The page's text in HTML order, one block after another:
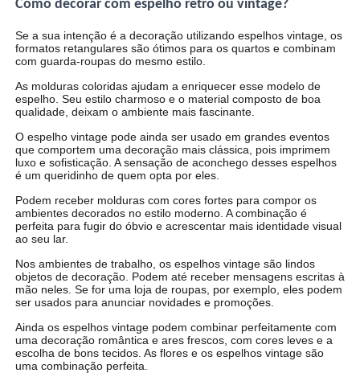
Como decorar com espelho retrô ou vintage?
Se a sua intenção é a decoração utilizando espelhos vintage, os
formatos retangulares são ótimos para os quartos e combinam
com guarda-roupas do mesmo estilo.
As molduras coloridas ajudam a enriquecer esse modelo de
espelho. Seu estilo charmoso e o material composto de boa
qualidade, deixam o ambiente mais fascinante.
O espelho vintage pode ainda ser usado em grandes eventos
que comportem uma decoração mais clássica, pois imprimem
luxo e sofisticação. A sensação de aconchego desses espelhos
é um queridinho de quem opta por eles.
Podem receber molduras com cores fortes para compor os
ambientes decorados no estilo moderno. A combinação é
perfeita para fugir do óbvio e acrescentar mais identidade visual
ao seu lar.
Nos ambientes de trabalho, os espelhos vintage são lindos
objetos de decoração. Podem até receber mensagens escritas à
mão neles. Se for uma loja de roupas, por exemplo, eles podem
ser usados para anunciar novidades e promoções.
Ainda os espelhos vintage podem combinar perfeitamente com
uma decoração romântica e ares frescos, com cores leves e a
escolha de bons tecidos. As flores e os espelhos vintage são
uma combinação perfeita.